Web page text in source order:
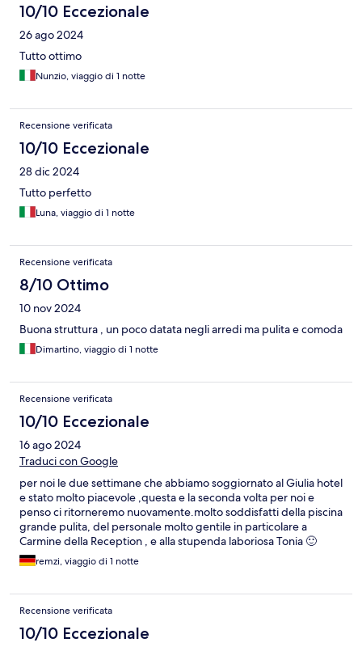
10/10 Eccezionale
26 ago 2024
Tutto ottimo
Nunzio, viaggio di 1 notte
Recensione verificata
10/10 Eccezionale
28 dic 2024
Tutto perfetto
Luna, viaggio di 1 notte
Recensione verificata
8/10 Ottimo
10 nov 2024
Buona struttura , un poco datata negli arredi ma pulita e comoda
Dimartino, viaggio di 1 notte
Recensione verificata
10/10 Eccezionale
16 ago 2024
Traduci con Google
per noi le due settimane che abbiamo soggiornato al Giulia hotel
e stato molto piacevole ,questa e la seconda volta per noi e
penso ci ritorneremo nuovamente.molto soddisfatti della piscina
grande pulita, del personale molto gentile in particolare a
Carmine della Reception , e alla stupenda laboriosa Tonia 🙂
remzi, viaggio di 1 notte
Recensione verificata
10/10 Eccezionale